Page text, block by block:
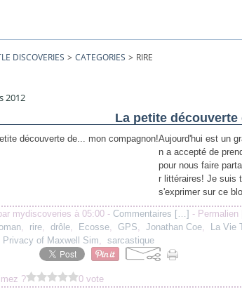
DISCOVERIES > CATEGORIES > RIRE
2012
La petite
Aujourd'hui est un
n a accepté de
pour nous faire
r littéraires! Je suis
s'exprimer sur ce
mydiscoveries à 05:00 - Commentaires […] - Permalien
, rire, drôle, Ecosse, GPS, Jonathan Coe, La Vie
Privacy of Maxwell Sim, sarcastique
? 0 vote